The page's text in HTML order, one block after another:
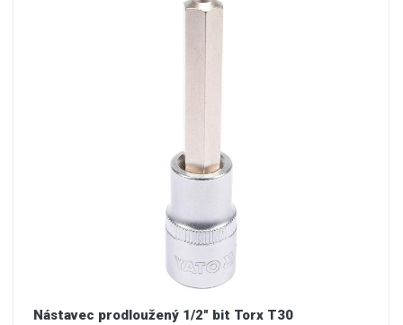
Nástavec prodloužený 1/2" bit Torx T30